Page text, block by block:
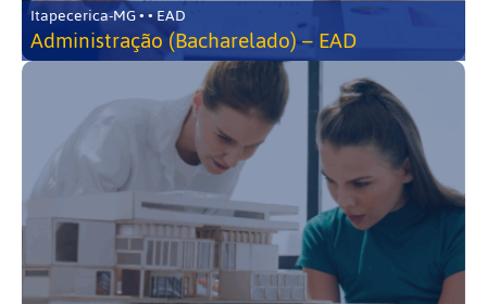
Itapecerica-MG • • EAD
Administração (Bacharelado) – EAD